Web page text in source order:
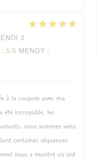
2
: 5/5 ΜΕΝΟΎ :
à la coupole avec ma
été incroyable, les
nous sommes venu
certaines séquences
nous a montré où ont